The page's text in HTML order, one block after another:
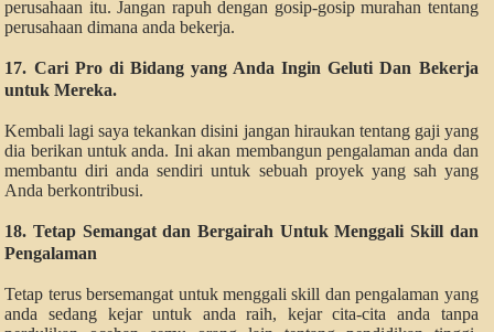
perusahaan itu. Jangan rapuh dengan gosip-gosip murahan tentang
perusahaan dimana anda bekerja.
17. Cari Pro di Bidang yang Anda Ingin Geluti Dan Bekerja
untuk Mereka.
Kembali lagi saya tekankan disini jangan hiraukan tentang gaji yang
dia berikan untuk anda. Ini akan membangun pengalaman anda dan
membantu diri anda sendiri untuk sebuah proyek yang sah yang
Anda berkontribusi.
18. Tetap Semangat dan Bergairah Untuk Menggali Skill dan
Pengalaman
Tetap terus bersemangat untuk menggali skill dan pengalaman yang
anda sedang kejar untuk anda raih, kejar cita-cita anda tanpa